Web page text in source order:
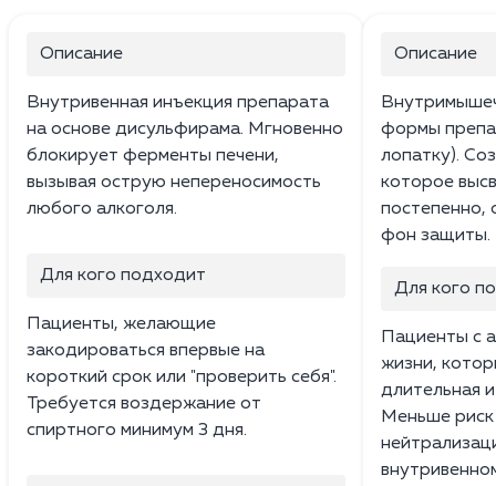
Описание
Внутривенная инъекция препарата
на основе дисульфирама. Мгновенно
блокирует ферменты печени,
вызывая острую непереносимость
любого алкоголя.
Для кого подходит
Пациенты, желающие
закодироваться впервые на
короткий срок или "проверить себя".
Требуется воздержание от
спиртного минимум 3 дня.
Описание
формы
лопатку).
которое
постепенно,
фон защиты.
Для кого
Пациенты с
жизни,
длительная
Меньше риск